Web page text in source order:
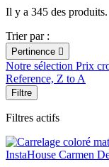
Il y a 345 des produits.
Trier par :
Pertinence 
Notre sélection Prix
Reference, Z to A
Filtre
Filtres actifs